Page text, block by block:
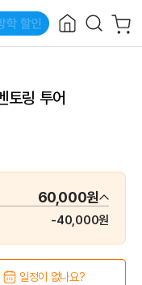
토링 투어
60,000원
-40,000원
일정이 없나요?